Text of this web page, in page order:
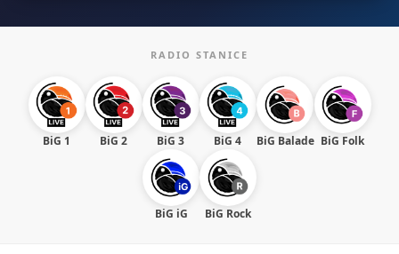
RADIO STANICE
BiG 1 BiG 2 BiG 3 BiG 4 BiG Balade BiG Folk
BiG iG BiG Rock